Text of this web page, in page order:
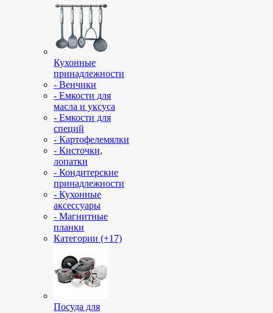
Кухонные
принадлежности
- Венчики
- Емкости для
масла и уксуса
- Емкости для
специй
- Картофелемялки
- Кисточки,
лопатки
- Кондитерские
принадлежности
- Кухонные
аксессуары
- Магнитные
планки
Категории (+17)
Посуда для